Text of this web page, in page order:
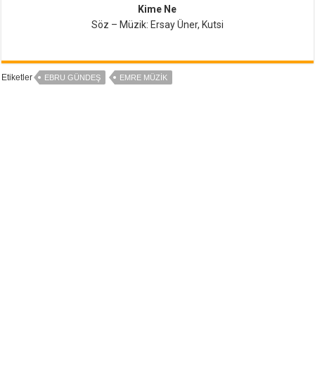
Kime Ne
Söz – Müzik: Ersay Üner, Kutsi
Etiketler EBRU GÜNDEŞ EMRE MÜZIK